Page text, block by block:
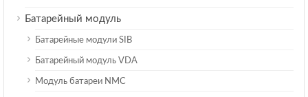
Батарейный модуль
Батарейные модули SIB
Батарейный модуль VDA
Модуль батареи NMC